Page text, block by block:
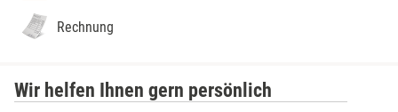
Rechnung
Wir helfen Ihnen gern persönlich